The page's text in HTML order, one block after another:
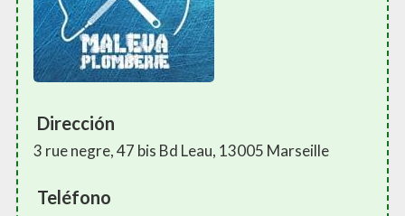
Dirección
3 rue negre, 47 bis Bd Leau, 13005 Marseille
Teléfono